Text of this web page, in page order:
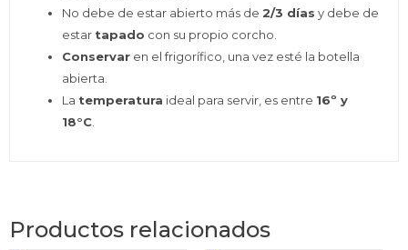
No debe de estar abierto más de2/3 días y debe de
estar tapado con su propio corcho.
Conservar en el frigorífico, una vez esté la botella
abierta.
La temperatura ideal para servir, es entre 16º y
18°C.
Productos relacionados